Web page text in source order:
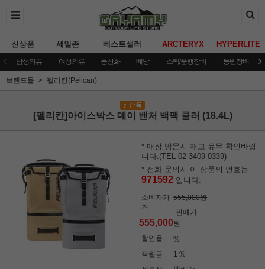
신상품 세일존 베스트셀러 ARCTERYX HYPERLITE
남성의류 여성의류 등산화 배낭 스틱/운행장비 등반장비
브랜드몰 펠리칸(Pelican)
[펠리칸]아이스박스 데이 밴처 백팩 쿨러 (18.4L)
* 매장 방문시 재고 유무 확인바랍
니다.(TEL 02-3409-0339)
* 전화 문의시 이 상품의 번호는
971592 입니다.
소비자가
격
555,000원
판매가
555,000원
할인율
%
적립금
1 %